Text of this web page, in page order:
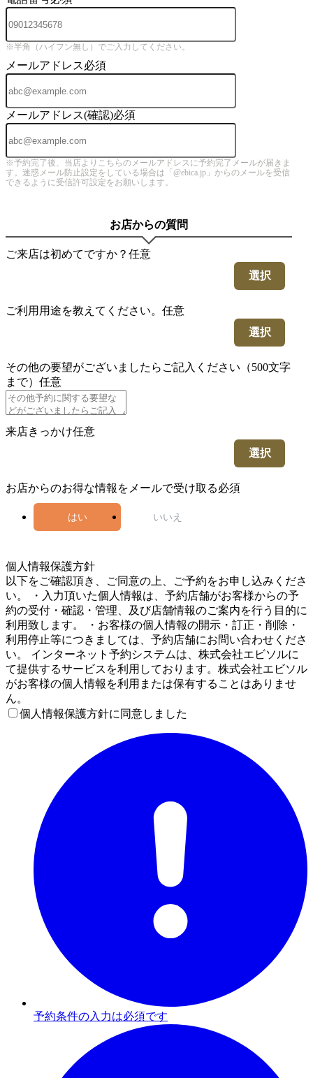
※半角（ハイフン無し）でご入力してください。
メールアドレス必須
メールアドレス(確認)必須
※予約完了後、当店よりこちらのメールアドレスに予約完了メールが届きま
す。迷惑メール防止設定をしている場合は「@ebica.jp」からのメールを受信
できるように受信許可設定をお願いします。
お店からの質問
ご来店は初めてですか？ 任意
選択
ご利用用途を教えてください。 任意
選択
その他の要望がございましたらご記入ください（500文字
まで） 任意
来店きっかけ任意
選択
お店からのお得な情報をメールで受け取る必須
はい いいえ
個人情報保護方針
以下をご確認頂き、ご同意の上、ご予約をお申し込みくださ
い。 ・入力頂いた個人情報は、予約店舗がお客様からの予
約の受付・確認・管理、及び店舗情報のご案内を行う目的に
利用致します。 ・お客様の個人情報の開示・訂正・削除・
利用停止等につきましては、予約店舗にお問い合わせくださ
い。 インターネット予約システムは、株式会社エビソルに
て提供するサービスを利用しております。株式会社エビソル
がお客様の個人情報を利用または保有することはありませ
ん。
個人情報保護方針に同意しました
予約条件の入力は必須です